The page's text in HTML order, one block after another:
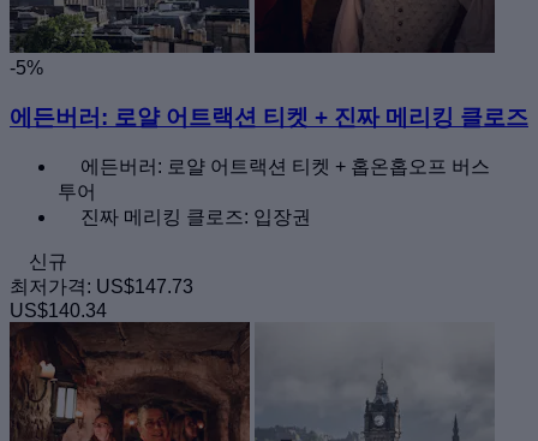
-5%
에든버러: 로얄 어트랙션 티켓 + 진짜 메리킹 클로즈
에든버러: 로얄 어트랙션 티켓 + 홉온홉오프 버스
투어
진짜 메리킹 클로즈: 입장권
신규
최저가격: US$147.73
US$140.34